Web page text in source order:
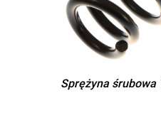
Sprężyna śrubowa